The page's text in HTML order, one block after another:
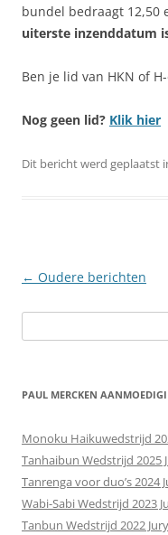
bundel bedraagt 12,50
uiterste inzenddatum
Ben je lid van HKN of H-
Nog geen lid? Klik hier
Dit bericht werd geplaatst
Berichtnavigatie
← Oudere berichten
naar:
PAUL MERCKEN
Monoku Haikuwedstrijd
Tanhaibun Wedstrijd 2025
Tanrenga voor duo’s 2024
Wabi-Sabi Wedstrijd 2023
Tanbun Wedstrijd 2022